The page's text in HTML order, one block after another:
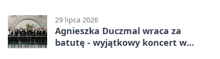
29 lipca 2026
Agnieszka Duczmal wraca za
batutę - wyjątkowy koncert w